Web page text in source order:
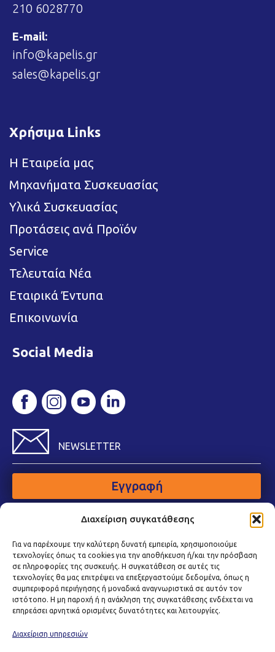
Διαχείριση συγκατάθεσης
Για να παρέχουμε την καλύτερη δυνατή εμπειρία, χρησιμοποιούμε
τεχνολογίες όπως τα cookies για την αποθήκευση ή/και την πρόσβαση
σε πληροφορίες της συσκευής. Η συγκατάθεση σε αυτές τις
τεχνολογίες θα μας επιτρέψει να επεξεργαστούμε δεδομένα, όπως η
συμπεριφορά περιήγησης ή μοναδικά αναγνωριστικά σε αυτόν τον
ιστότοπο. Η μη παροχή ή η ανάκληση της συγκατάθεσης ενδέχεται να
επηρεάσει αρνητικά ορισμένες δυνατότητες και λειτουργίες.
Διαχείριση υπηρεσιών
210 6028770
E-mail:
info@kapelis.gr
sales@kapelis.gr
Χρήσιμα Links
Η Εταιρεία μας
Μηχανήματα Συσκευασίας
Υλικά Συσκευασίας
Προτάσεις ανά Προϊόν
Service
Τελευταία Νέα
Εταιρικά Έντυπα
Επικοινωνία
Social Media
NEWSLETTER
Εγγραφή